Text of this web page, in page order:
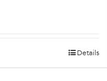
Details